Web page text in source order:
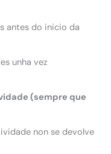
antes do inicio da
unha vez
(sempre que
non se devolve